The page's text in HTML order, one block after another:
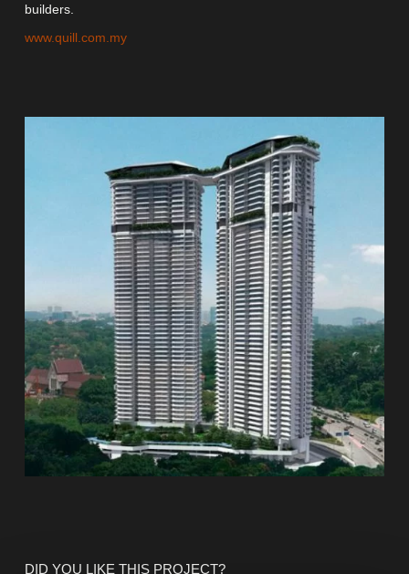
builders.
www.quill.com.my
DID YOU LIKE THIS PROJECT?